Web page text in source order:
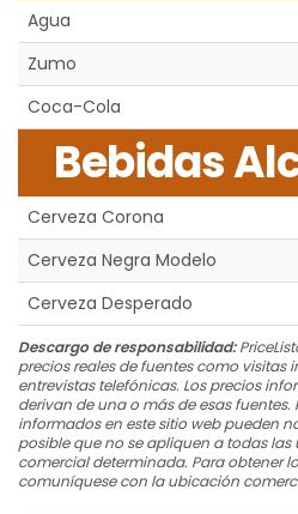
Agua
Zumo
Coca-Cola
Bebidas
Cerveza Corona
Cerveza Negra Modelo
Cerveza Desperado
Descargo de responsabilidad:
precios reales de fuentes como visitas
entrevistas telefónicas. Los precios
derivan de una o más de esas fuentes.
informados en este sitio web pueden
posible que no se apliquen a todas
comercial determinada. Para obtener
comuníquese con la ubicación